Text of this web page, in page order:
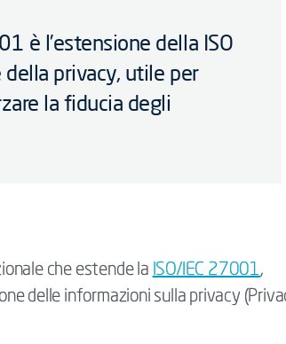
è l’estensione della ISO
privacy, utile per
la fiducia degli
che estende la ISO/IEC 27001,
delle informazioni sulla privacy